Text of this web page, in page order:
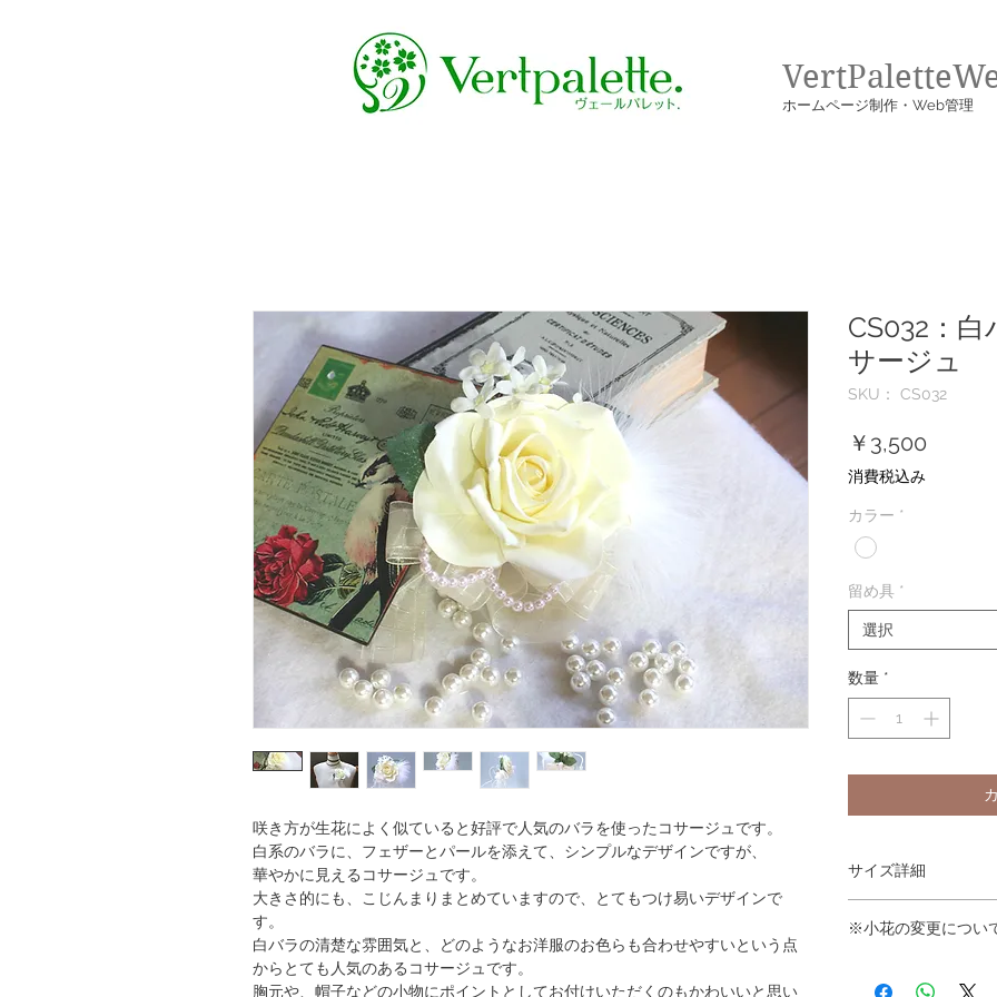
​ホームページ制作・Web管理
咲き方が生花によく似ていると好評で人気のバラを使ったコサージュです。
白系のバラに、フェザーとパールを添えて、シンプルなデザインですが、
華やかに見えるコサージュです。
大きさ的にも、こじんまりまとめていますので、とてもつけ易いデザインで
す。
白バラの清楚な雰囲気と、どのようなお洋服のお色らも合わせやすいという点
からとても人気のあるコサージュです。
胸元や、帽子などの小物にポイントとしてお付けいただくのもかわいいと思い
CS032：
サージュ
SKU： CS032
￥3,500
消費税込み
カラー *
留め具 *
選択
数量 *
サイズ詳細
※小花の変更につい
外観の小花に変更す